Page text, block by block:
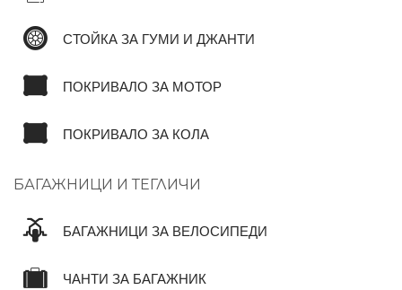
СТОЙКА ЗА ГУМИ И ДЖАНТИ
ПОКРИВАЛО ЗА МОТОР
ПОКРИВАЛО ЗА КОЛА
БАГАЖНИЦИ И ТЕГЛИЧИ
БАГАЖНИЦИ ЗА ВЕЛОСИПЕДИ
ЧАНТИ ЗА БАГАЖНИК